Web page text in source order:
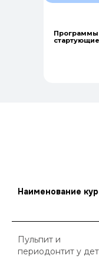
Программы
Наименование
Пульпит и
периодонтит у